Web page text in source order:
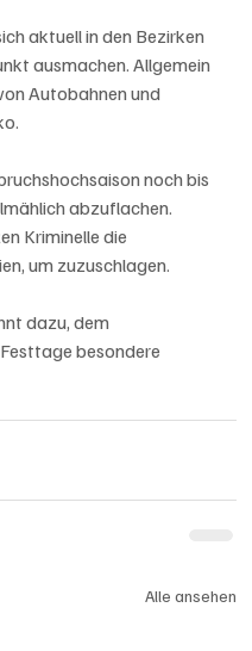
aktuell in den Bezirken
ausmachen. Allgemein
Autobahnen und
noch bis
abzuflachen.
Kriminelle die
um zuzuschlagen.
dazu, dem
besondere
Alle ansehen